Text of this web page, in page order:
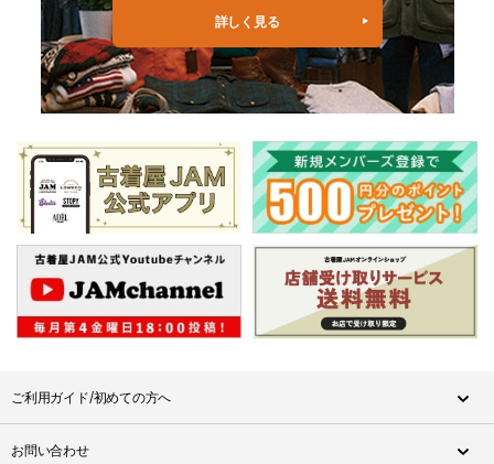
詳しく見る
ご利用ガイド/初めての方へ
お問い合わせ